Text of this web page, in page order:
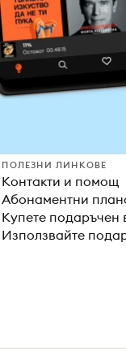
ПОЛЕЗНИ ЛИНКОВЕ
Контакти и помощ
Абонаментни
Купете подаръчен
Използвайте